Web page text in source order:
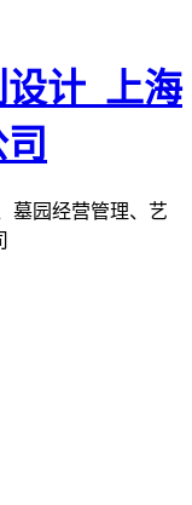
墓园经营管理、艺